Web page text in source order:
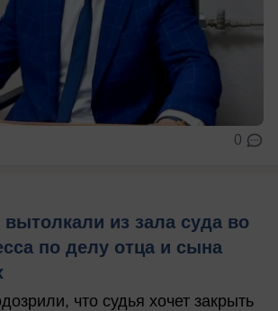
0
из зала суда во
по делу отца и сына
что судья хочет закрыть